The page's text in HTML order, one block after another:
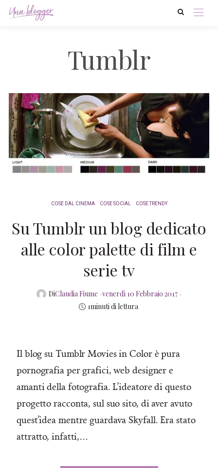
Tumblr
COSE DAL CINEMA COSE SOCIAL COSE TRENDY
Su Tumblr un blog dedicato
alle color palette di film e
serie tv
DiClaudia Fiume Posted
on
venerdì 10 Febbraio 2017
1minuti di lettura
Il blog su Tumblr Movies in Color è pura
pornografia per grafici, web designer e
amanti della fotografia. L’ideatore di questo
progetto racconta, sul suo sito, di aver avuto
quest’idea mentre guardava Skyfall. Era stato
attratto, infatti,…